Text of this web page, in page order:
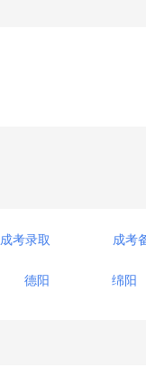
成考录取 成考
德阳 绵阳